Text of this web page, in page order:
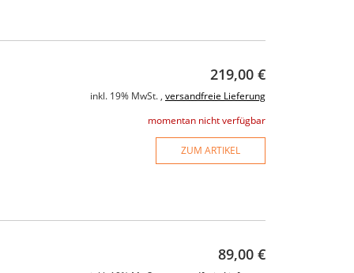
219,00 €
inkl. 19% MwSt. , versandfreie Lieferung
momentan nicht verfügbar
ZUM ARTIKEL
89,00 €